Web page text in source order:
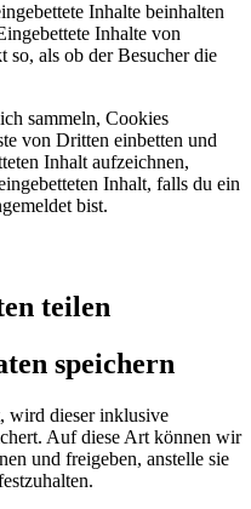
Inhalte beinhalten
Inhalte von
so, als ob der Besucher die
sammeln, Cookies
von Dritten einbetten und
Inhalt aufzeichnen,
Inhalt, falls du ein
bist.
teilen
speichern
wird dieser inklusive
Auf diese Art können wir
und freigeben, anstelle sie